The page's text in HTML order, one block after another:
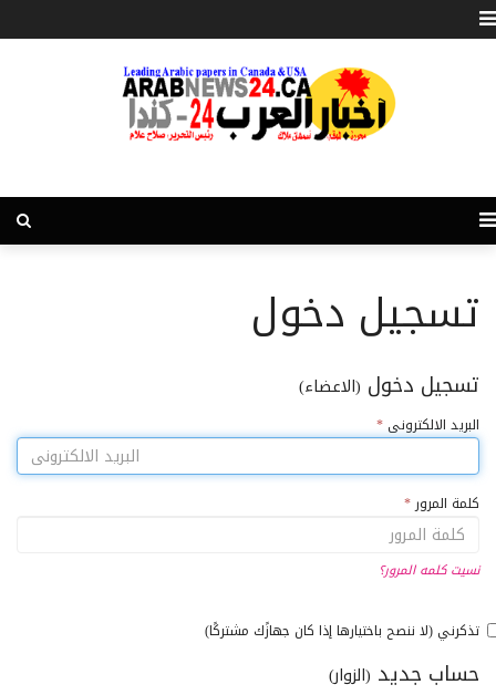
تسجيل دخول
تسجيل دخول (الاعضاء)
البريد الالكترونى *
كلمة المرور *
نسيت كلمه المرور؟
تذكرني (لا ننصح باختيارها إذا كان جهازًك مشتركًا)
حساب جديد (الزوار)